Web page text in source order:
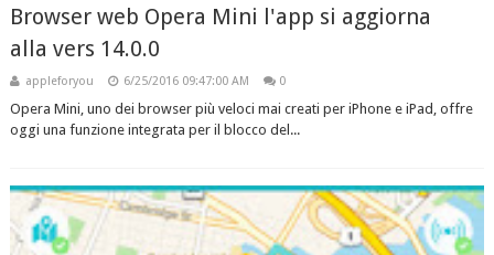
Browser web Opera Mini l'app si aggiorna
alla vers 14.0.0
appleforyou 6/25/2016 09:47:00 AM 0
Opera Mini, uno dei browser più veloci mai creati per iPhone e iPad, offre
oggi una funzione integrata per il blocco del...